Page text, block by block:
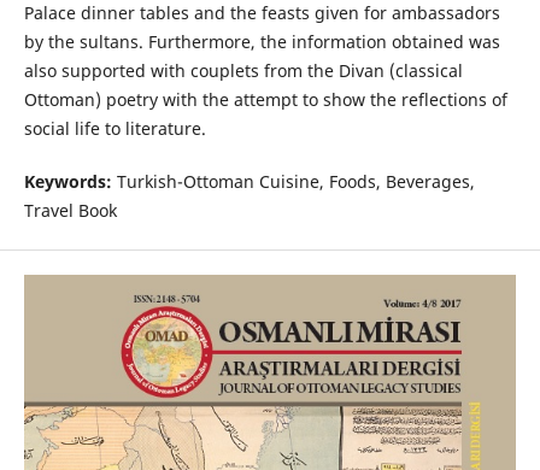
Palace dinner tables and the feasts given for ambassadors
by the sultans. Furthermore, the information obtained was
also supported with couplets from the Divan (classical
Ottoman) poetry with the attempt to show the reflections of
social life to literature.
Keywords: Turkish-Ottoman Cuisine, Foods, Beverages,
Travel Book